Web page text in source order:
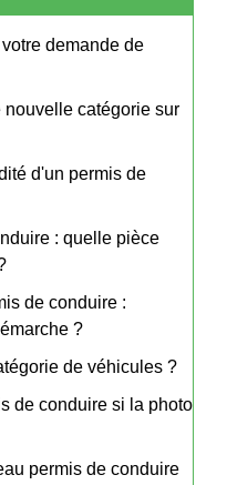
demande de
catégorie sur
d'un permis de
: quelle pièce
de conduire :
?
de véhicules ?
de conduire si la photo
permis de conduire